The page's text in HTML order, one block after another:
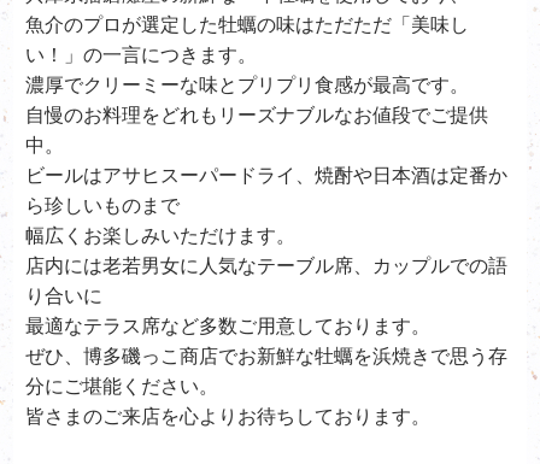
魚介のプロが選定した牡蠣の味はただただ「美味し
い！」の一言につきます。
濃厚でクリーミーな味とプリプリ食感が最高です。
自慢のお料理をどれもリーズナブルなお値段でご提供
中。
ビールはアサヒスーパードライ、焼酎や日本酒は定番か
ら珍しいものまで
幅広くお楽しみいただけます。
店内には老若男女に人気なテーブル席、カップルでの語
り合いに
最適なテラス席など多数ご用意しております。
ぜひ、博多磯っこ商店でお新鮮な牡蠣を浜焼きで思う存
分にご堪能ください。
皆さまのご来店を心よりお待ちしております。